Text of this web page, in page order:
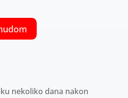
nekoliko dana nakon